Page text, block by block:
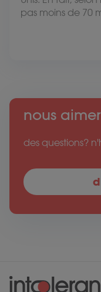
pas moins de 70
nous
des questions?